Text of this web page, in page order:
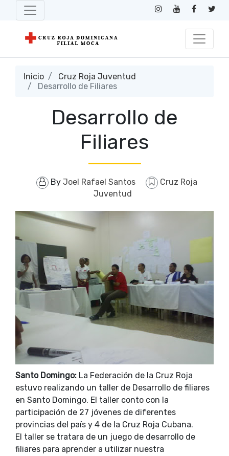
Inicio
Cruz Roja Juventud
Desarrollo de Filiares
Desarrollo de
Filiares
By Joel Rafael Santos
Cruz Roja
Juventud
Santo Domingo: La Federación de la Cruz Roja
estuvo realizando un taller de Desarrollo de filiares
en Santo Domingo. El taller conto con la
participación de 27 jóvenes de diferentes
provincias del país y 4 de la Cruz Roja Cubana.
El taller se tratara de un juego de desarrollo de
filiares para aprender a utilizar nuestra